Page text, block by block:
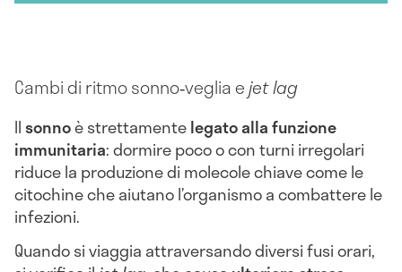
Cambi di ritmo sonno‑veglia ejet lag
Ilsonnoè strettamentelegato alla funzione
immunitaria: dormire poco o con turni irregolari
riduce la produzione di molecole chiave come le
citochine che aiutano l’organismo a combattere le
infezioni.
Quando si viaggia attraversando diversi fusi orari,